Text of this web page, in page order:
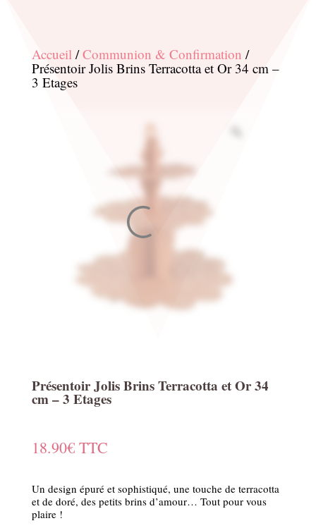
Accueil/Communion & Confirmation /
Présentoir Jolis Brins Terracotta et Or 34 cm –
3 Etages
Présentoir Jolis Brins Terracotta et Or 34
cm – 3 Etages
18.90€ TTC
Un design épuré et sophistiqué, une touche de terracotta
et de doré, des petits brins d’amour… Tout pour vous
plaire !